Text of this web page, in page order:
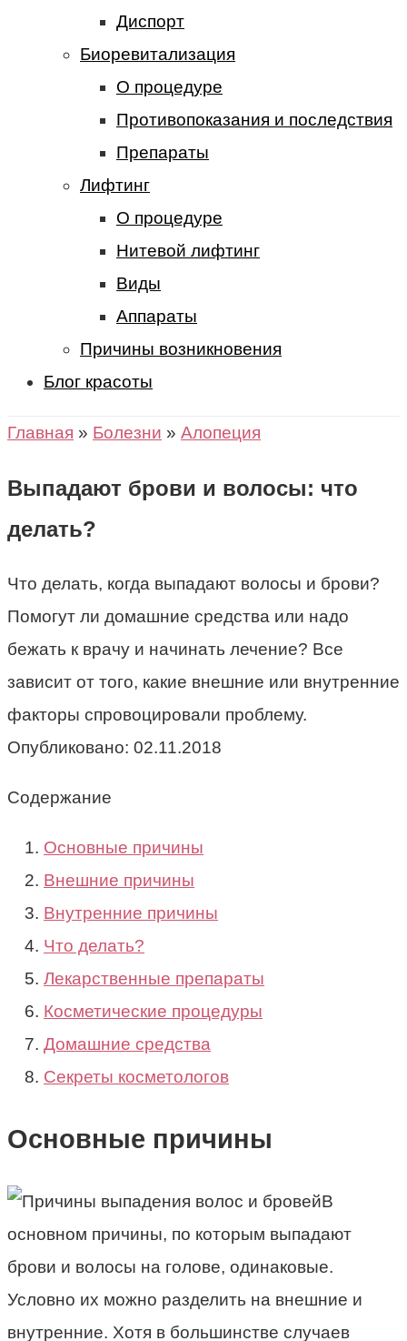
Диспорт
Биоревитализация
О процедуре
Противопоказания и последствия
Препараты
Лифтинг
О процедуре
Нитевой лифтинг
Виды
Аппараты
Причины возникновения
Блог красоты
Главная » Болезни » Алопеция
Выпадают брови и волосы: что
делать?
Что делать, когда выпадают волосы и брови?
Помогут ли домашние средства или надо
бежать к врачу и начинать лечение? Все
зависит от того, какие внешние или внутренние
факторы спровоцировали проблему.
Опубликовано: 02.11.2018
Содержание
Основные причины
Внешние причины
Внутренние причины
Что делать?
Лекарственные препараты
Косметические процедуры
Домашние средства
Секреты косметологов
Основные причины
В
основном причины, по которым выпадают
брови и волосы на голове, одинаковые.
Условно их можно разделить на внешние и
внутренние. Хотя в большинстве случаев